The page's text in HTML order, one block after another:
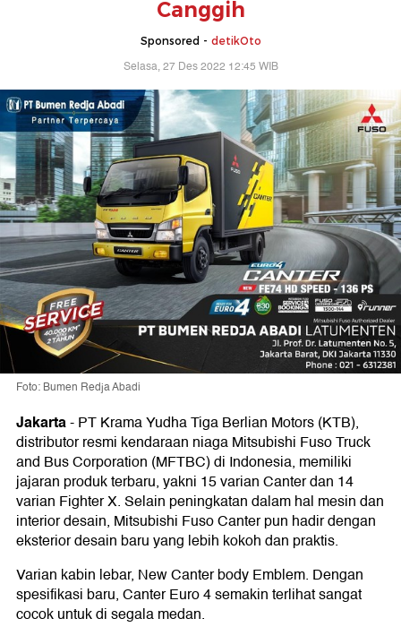
Canggih
Sponsored - detikOto
Selasa, 27 Des 2022 12:45 WIB
Foto: Bumen Redja Abadi
Jakarta-PT Krama Yudha Tiga Berlian Motors (KTB),
distributor resmi kendaraan niaga Mitsubishi Fuso Truck
and Bus Corporation (MFTBC) di Indonesia, memiliki
jajaran produk terbaru, yakni 15 varian Canter dan 14
varian Fighter X. Selain peningkatan dalam hal mesin dan
interior desain, Mitsubishi Fuso Canter pun hadir dengan
eksterior desain baru yang lebih kokoh dan praktis.
Varian kabin lebar, New Canter body Emblem. Dengan
spesifikasi baru, Canter Euro 4 semakin terlihat sangat
cocok untuk di segala medan.